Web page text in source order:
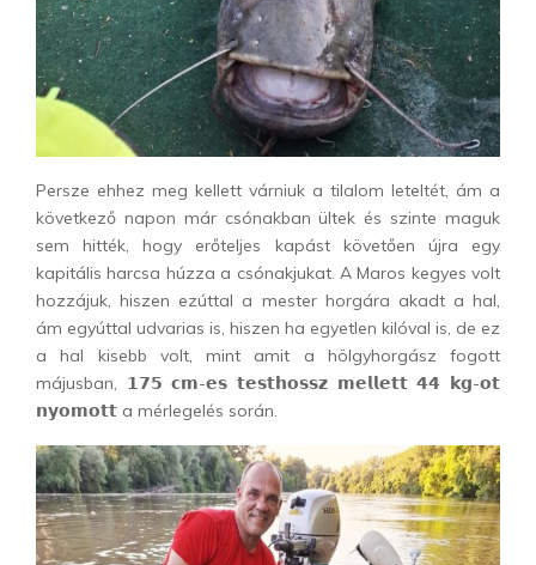
Persze ehhez meg kellett várniuk a tilalom leteltét, ám a
következő napon már csónakban ültek és szinte maguk
sem hitték, hogy erőteljes kapást követően újra egy
kapitális harcsa húzza a csónakjukat. A Maros kegyes volt
hozzájuk, hiszen ezúttal a mester horgára akadt a hal,
ám egyúttal udvarias is, hiszen ha egyetlen kilóval is, de ez
a hal kisebb volt, mint amit a hölgyhorgász fogott
májusban, 𝟭𝟳𝟱 𝗰𝗺-𝗲𝘀 𝘁𝗲𝘀𝘁𝗵𝗼𝘀𝘀𝘇 𝗺𝗲𝗹𝗹𝗲𝘁𝘁 𝟰𝟰 𝗸𝗴-𝗼𝘁
𝗻𝘆𝗼𝗺𝗼𝘁𝘁 a mérlegelés során.